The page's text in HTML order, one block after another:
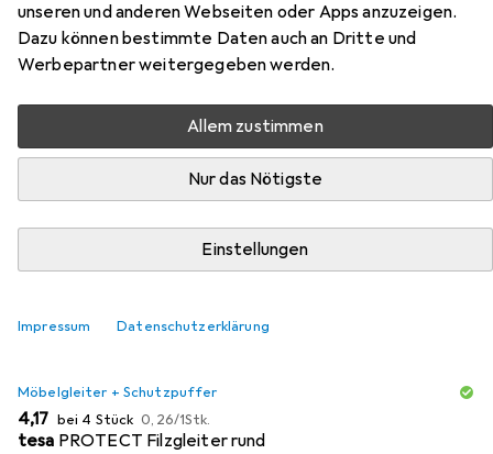
unseren und anderen Webseiten oder Apps anzuzeigen.
Dazu können bestimmte Daten auch an Dritte und
Werbepartner weitergegeben werden.
Allem zustimmen
Nur das Nötigste
Einstellungen
Impressum Datenschutzerklärung
Hier findest du passendes Zubehör zum Produkt VCM
Büromöbel Eckschreibtisch Lona T. 80 cm X Silber aus den
Beliebt Möbelgleiter + Schutzpuffer Bürostuhl
Relevanz
Möbelgleiter + Schutzpuffer
EUR
4,17 bei 4 Stück EUR
0,26/1Stk.
tesa PROTECT Filzgleiter rund